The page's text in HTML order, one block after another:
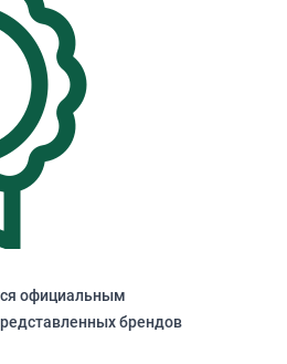
официальным
брендов